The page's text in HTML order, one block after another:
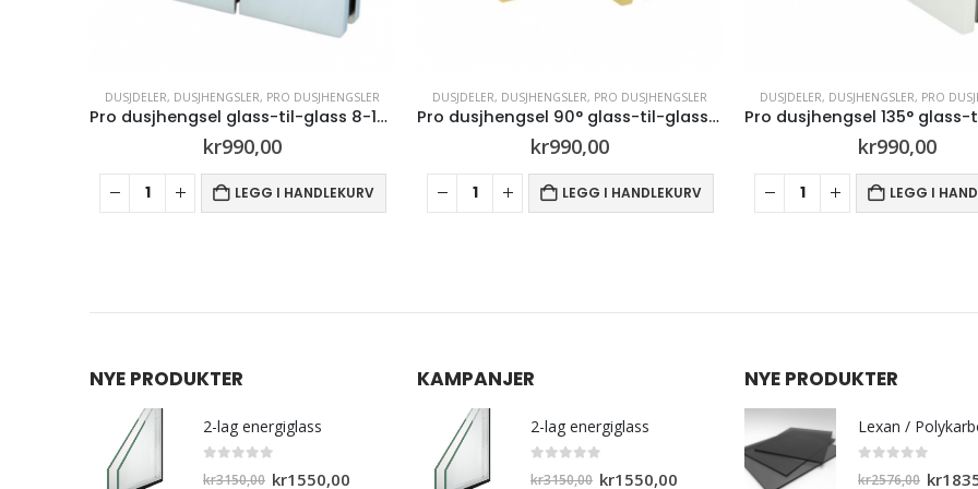
PRO DUSJHENGSLER
Pro dusjhengsel glass-til-glass 8-10mm glass (Børstet stål)
LEGG I HANDLEKURV
DUSJDELER,DUSJHENGSLER,PRO DUSJHENGSLER
Pro dusjhengsel 90° glass-til-glass 8-10mm glass (Gull)
LEGG I HANDLEKURV
DUSJDELER,DUSJHENGSLER,PRO DUSJHENGSLER
Pro dusjhengsel 135° glass-til-glass 8-10mm glass (Krom)
LEGG I HANDLEKURV
DUSJDELER,
NYE PRODUKTER
2-lag energiglass
kr3150,00 Opprinnelig
kr1550,00
KAMPANJER
2-lag energiglass
kr3150,00 Opprinnelig
kr1550,00 Nåværende
NYE PRODUKTER
kr2576,00 kr